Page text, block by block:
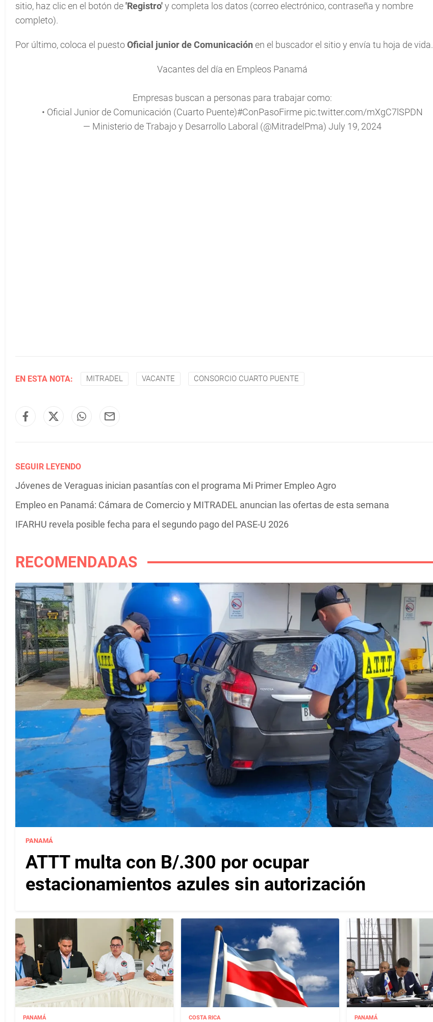
sitio, haz clic en el botón de'Registro'y completa los datos (correo electrónico, contraseña y nombre
completo).
Por último, coloca el puestoOficial junior de Comunicación en el buscador el sitio y envía tu hoja de vida.
Vacantes del día en Empleos Panamá
Empresas buscan a personas para trabajar como:
• Oficial Junior de Comunicación (Cuarto Puente)#ConPasoFirme pic.twitter.com/mXgC7lSPDN
— Ministerio de Trabajo y Desarrollo Laboral (@MitradelPma) July 19, 2024
EN ESTA NOTA: MITRADEL VACANTE CONSORCIO CUARTO PUENTE
SEGUIR LEYENDO
Jóvenes de Veraguas inician pasantías con el programa Mi Primer Empleo Agro
Empleo en Panamá: Cámara de Comercio y MITRADEL anuncian las ofertas de esta semana
IFARHU revela posible fecha para el segundo pago del PASE-U 2026
RECOMENDADAS
PANAMÁ
ATTT multa con B/.300 por ocupar
estacionamientos azules sin autorización
PANAMÁ COSTA RICA PANAMÁ